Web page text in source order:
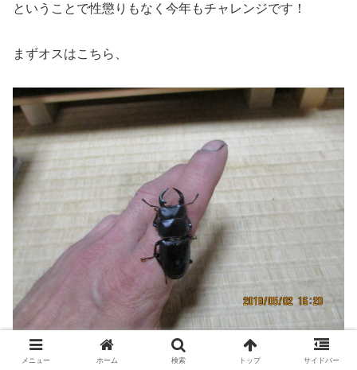
ということで性懲りもなく今年もチャレンジです！
まずオスはこちら、
メニュー ホーム 検索 トップ サイドバー